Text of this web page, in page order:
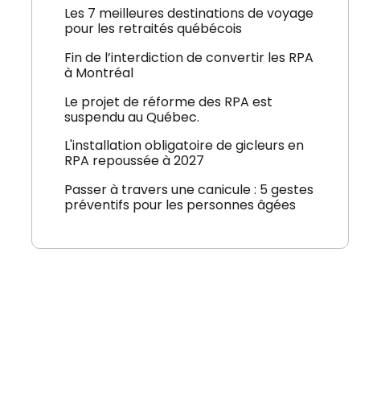
Les 7 meilleures destinations de voyage
pour les retraités québécois
Fin de l’interdiction de convertir les RPA
à Montréal
Le projet de réforme des RPA est
suspendu au Québec.
L'installation obligatoire de gicleurs en
RPA repoussée à 2027
Passer à travers une canicule : 5 gestes
préventifs pour les personnes âgées